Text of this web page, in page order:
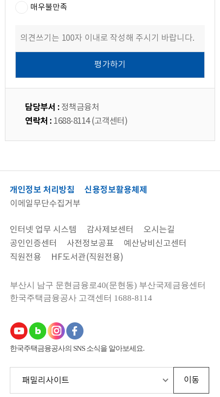
매우불만족
담당부서 : 정책금융처
연락처 : 1688-8114 (고객센터)
개인정보 처리방침 신용정보활용체제
이메일무단수집거부
인터넷 업무 시스템 감사제보센터
오시는길
공인인증센터
사전정보공표
예산낭비신고센터
직원전용
HF도서관(직원전용)
부산시 남구 문현금융로40(문현동) 부산국제금융센터
한국주택금융공사 고객센터 1688-8114
한국주택금융공사의 SNS 소식을 알아보세요.